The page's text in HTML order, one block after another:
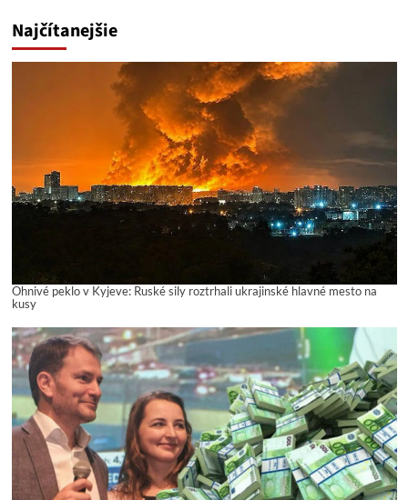
Najčítanejšie
Ohnivé peklo v Kyjeve: Ruské sily roztrhali ukrajinské hlavné mesto na
kusy